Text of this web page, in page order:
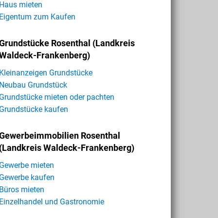
mieten
zum Kaufen
Rosenthal (Landkreis
Frankenberg)
Grundstücke
Grundstück
mieten oder pachten
kaufen
Rosenthal
Waldeck-Frankenberg)
mieten
kaufen
mieten
und Gastronomie